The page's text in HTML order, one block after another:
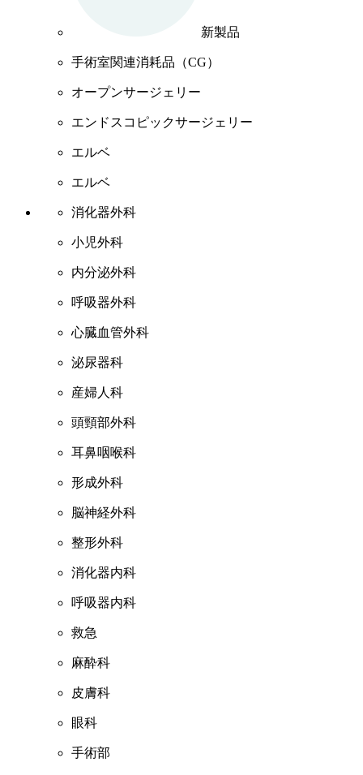
新製品
手術室関連消耗品（CG）
オープンサージェリー
エンドスコピックサージェリー
エルベ
エルベ
消化器外科
小児外科
内分泌外科
呼吸器外科
心臓血管外科
泌尿器科
産婦人科
頭頸部外科
耳鼻咽喉科
形成外科
脳神経外科
整形外科
消化器内科
呼吸器内科
救急
麻酔科
皮膚科
眼科
手術部